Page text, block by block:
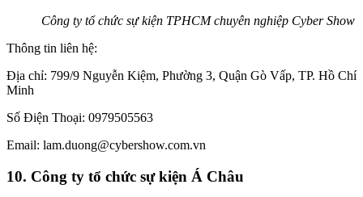
Công ty tổ chức sự kiện TPHCM chuyên nghiệp Cyber Show
Thông tin liên hệ:
Địa chỉ: 799/9 Nguyễn Kiệm, Phường 3, Quận Gò Vấp, TP. Hồ Chí
Minh
Số Điện Thoại: 0979505563
Email: lam.duong@cybershow.com.vn
10. Công ty tổ chức sự kiện Á Châu